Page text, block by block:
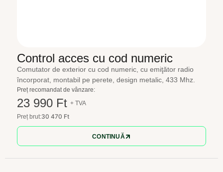
Control acces cu cod numeric
Comutator de exterior cu cod numeric, cu emiţător radio
încorporat, montabil pe perete, design metalic, 433 Mhz.
Preț recomandat de vânzare:
23 990 Ft + TVA
Preț brut:30 470 Ft
CONTINUĂ